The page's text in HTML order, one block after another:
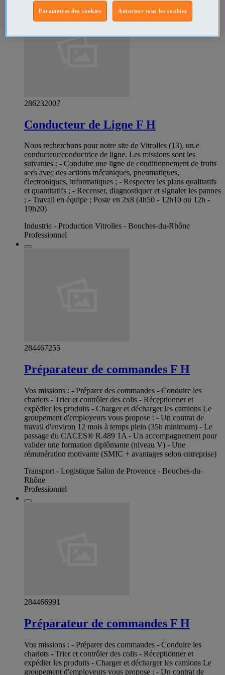
286232007
Conducteur de Ligne F H
Nous recherchons pour notre site de Vitrolles (13), un.e
conducteur/conductrice de ligne. Les missions sont les
suivantes : - Conduire une ligne de conditionnement de fruits
secs avec des actions mécaniques, pneumatiques,
électroniques, informatiques ; - Respecter les plans qualitatifs
et quantitatifs ; - Recenser, diagnostiquer et signaler les pannes
; - Travail en équipe ; Poste en 2x8 (4h50 - 12h10 ou 12h -
19h20)
Industrie - Production Vitrolles - Bouches-du-Rhône
Professionnel
284467255
Préparateur de commandes F H
Vos missions : - Préparer des commandes - Conduire les
chariots - Trier et contrôler des colis - Réceptionner et
expédier les produits - Charger et décharger les camions Le
groupement d'employeurs vous propose : - Un contrat de
travail d'environ 12 mois à temps plein (35h minimum) - Le
passage du CACES® R.489 1A - Un accompagnement pour
valider une formation diplômante (niveau V) - Une
rémunération motivante (SMIC + avantages selon entreprise)
Transport - Logistique Salon de Provence - Bouches-du-
Rhône
Professionnel
284466991
Préparateur de commandes F H
Vos missions : - Préparer des commandes - Conduire les
chariots - Trier et contrôler des colis - Réceptionner et
expédier les produits - Charger et décharger les camions Le
groupement d'employeurs vous propose : - Un contrat de
Autoriser tous les cookies
Paramètres des cookies